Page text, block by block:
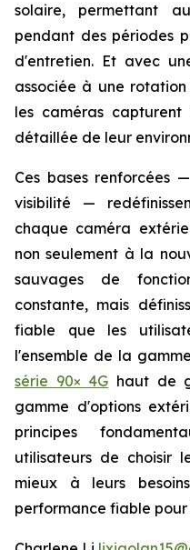
solaire, permettant
pendant des périodes
d'entretien. Et avec
associée à une
les caméras
détaillée de leur
Ces bases renforcées
visibilité —
chaque caméra
non seulement à la
sauvages de
constante, mais
fiable que les
l'ensemble de la
série 90× 4G haut de
gamme d'options
principes
utilisateurs de choisir
mieux à leurs
performance fiable